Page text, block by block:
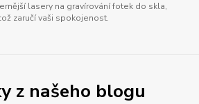
lasery na gravírování fotek do skla,
zaručí vaši spokojenost.
z našeho blogu